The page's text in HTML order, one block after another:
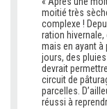
moitié très
complexe !
ration
mais en ayant à
jours, des
devrait
circuit de
parcelles.
réussi à